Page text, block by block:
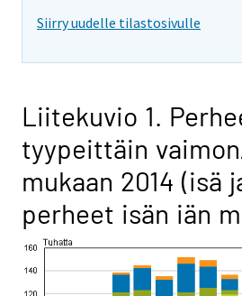
Siirry uudelle tilastosivulle
Liitekuvio 1.
tyypeittäin
mukaan 2014 (isä
perheet isän iän